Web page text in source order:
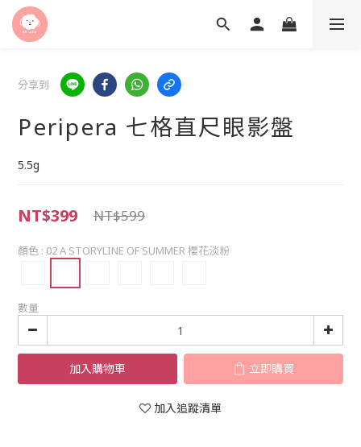
分享到
Peripera 七格直尺眼影盤
5.5g
NT$399 NT$599
顏色 : 02 A STORYLINE OF SUMMER 櫻花淡粉
數量
加入購物車 立即購買
加入追蹤清單